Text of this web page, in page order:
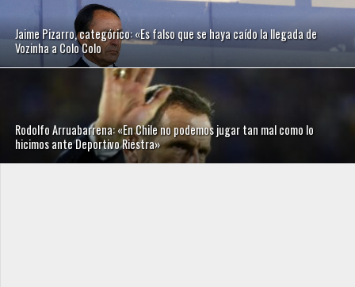
Jaime Pizarro, categórico: «Es falso que se haya caído la llegada de
Vozinha a Colo Colo
Rodolfo Arruabarrena: «En Chile no podemos jugar tan mal como lo
hicimos ante Deportivo Riestra»